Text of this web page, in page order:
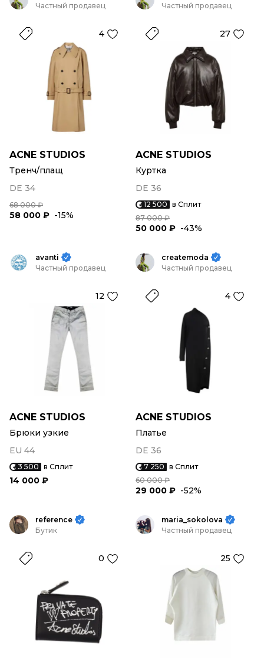
Частный продавец
4
ACNE STUDIOS
Тренч/плащ
DE 34
68 000 ₽
58 000 ₽ -15%
Частный продавец
27
ACNE STUDIOS
Куртка
DE 36
12 500 в Сплит
87 000 ₽
50 000 ₽ -43%
avanti
Частный продавец
12
ACNE STUDIOS
Брюки узкие
EU 44
3 500 в Сплит
14 000 ₽
createmoda
Частный продавец
4
ACNE STUDIOS
Платье
DE 36
7 250 в Сплит
60 000 ₽
29 000 ₽ -52%
reference
Бутик
0
maria_sokolova
Частный продавец
25